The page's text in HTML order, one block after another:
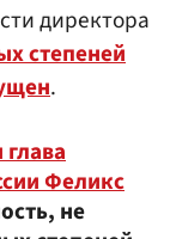
директора
степеней
.
Феликс
не